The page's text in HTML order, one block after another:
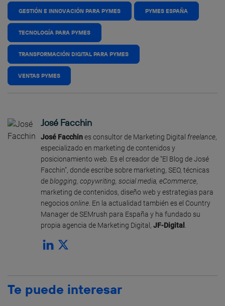
GESTIÓN E INNOVACIÓN PARA PYMES PYMES ESPAÑA
TECNOLOGÍA PARA PYMES
TRANSFORMACIÓN DIGITAL PARA PYMES
VENTAS PYMES
José Facchin
José Facchines consultor de Marketing Digital freelance,
especializado en marketing de contenidos y
posicionamiento web. Es el creador de “El Blog de José
Facchin”, donde escribe sobre marketing, SEO, técnicas
deblogging, copywriting, social media, eCommerce,
marketing de contenidos, diseño web y estrategias para
negociosonline . En la actualidad también es el Country
Manager de SEMrush para España y ha fundado su
propia agencia de Marketing Digital, JF-Digital
Te puede interesar